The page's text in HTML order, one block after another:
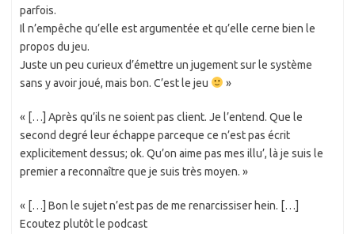
parfois.
Il n’empêche qu’elle est argumentée et qu’elle cerne bien le
propos du jeu.
Juste un peu curieux d’émettre un jugement sur le système
sans y avoir joué, mais bon. C’est le jeu
»
« […] Après qu’ils ne soient pas client. Je l’entend. Que le
second degré leur échappe parceque ce n’est pas écrit
explicitement dessus; ok. Qu’on aime pas mes illu’, là je suis le
premier a reconnaître que je suis très moyen. »
« […] Bon le sujet n’est pas de me renarcissiser hein. […]
Ecoutez plutôt le podcast